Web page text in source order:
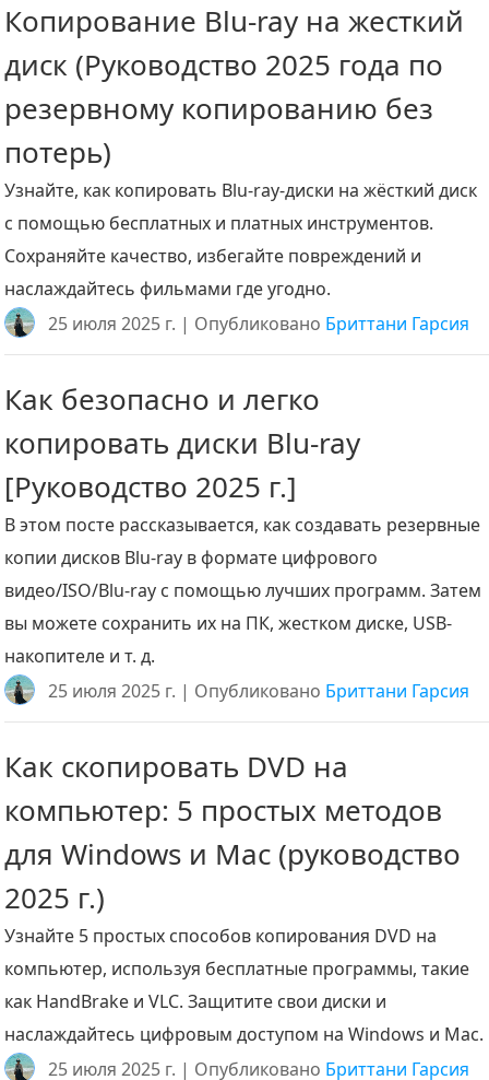
Копирование Blu-ray на жесткий
диск (Руководство 2025 года по
резервному копированию без
потерь)
Узнайте, как копировать Blu-ray-диски на жёсткий диск
с помощью бесплатных и платных инструментов.
Сохраняйте качество, избегайте повреждений и
наслаждайтесь фильмами где угодно.
25 июля 2025 г. | Опубликовано Бриттани Гарсия
Как безопасно и легко
копировать диски Blu-ray
[Руководство 2025 г.]
В этом посте рассказывается, как создавать резервные
копии дисков Blu-ray в формате цифрового
видео/ISO/Blu-ray с помощью лучших программ. Затем
вы можете сохранить их на ПК, жестком диске, USB-
накопителе и т. д.
25 июля 2025 г. | Опубликовано Бриттани Гарсия
Как скопировать DVD на
компьютер: 5 простых методов
для Windows и Mac (руководство
2025 г.)
Узнайте 5 простых способов копирования DVD на
компьютер, используя бесплатные программы, такие
как HandBrake и VLC. Защитите свои диски и
наслаждайтесь цифровым доступом на Windows и Mac.
25 июля 2025 г. | Опубликовано Бриттани Гарсия